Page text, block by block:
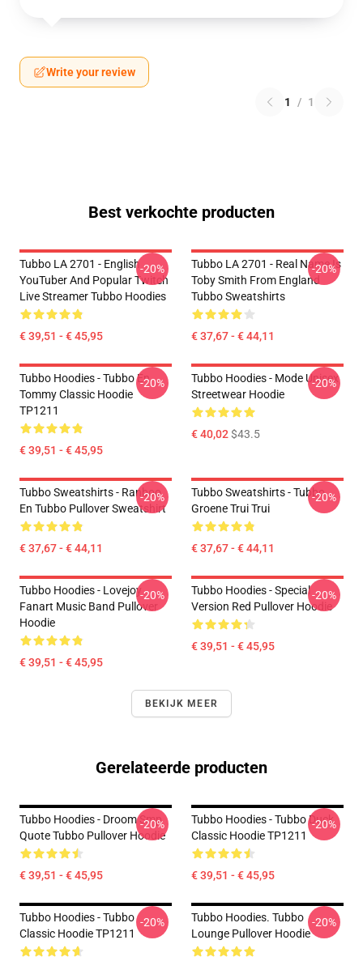
Write your review
1 / 1
Best verkochte producten
Tubbo LA 2701 - English
YouTuber And Popular Twitch
Live Streamer Tubbo Hoodies
€ 39,51 - € 45,95
-20%
Tubbo LA 2701 - Real Name Is
Toby Smith From England
Tubbo Sweatshirts
€ 37,67 - € 44,11
-20%
Tubbo Hoodies - Tubbo En
Tommy Classic Hoodie
TP1211
€ 39,51 - € 45,95
-20%
Tubbo Hoodies - Mode Unisex
Streetwear Hoodie
€ 40,02$43.5
-20%
Tubbo Sweatshirts - Ranboo
En Tubbo Pullover Sweatshirt
€ 37,67 - € 44,11
-20%
Tubbo Sweatshirts - Tubbo
Groene Trui Trui
€ 37,67 - € 44,11
-20%
Tubbo Hoodies - Lovejoy
Fanart Music Band Pullover
Hoodie
€ 39,51 - € 45,95
-20%
Tubbo Hoodies - Special
Version Red Pullover Hoodie
€ 39,51 - € 45,95
-20%
BEKIJK MEER
Gerelateerde producten
Tubbo Hoodies - Droom Smp
Quote Tubbo Pullover Hoodie
€ 39,51 - € 45,95
-20%
Tubbo Hoodies - Tubbo Duck
Classic Hoodie TP1211
€ 39,51 - € 45,95
-20%
Tubbo Hoodies - Tubbo
Classic Hoodie TP1211
-20%
Tubbo Hoodies. Tubbo
Lounge Pullover Hoodie
-20%